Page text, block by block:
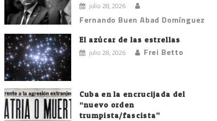
julio 28, 2026
Fernando Buen Abad Domínguez
El azúcar de las estrellas
julio 28, 2026 Frei Betto
Cuba en la encrucijada del
“nuevo orden
trumpista/fascista”